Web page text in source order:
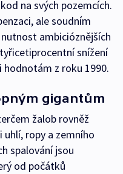
na svých pozemcích.
ale soudním
ambicióznějších
snížení
z roku 1990.
gigantům
žalob rovněž
ropy a zemního
spalování jsou
od počátků